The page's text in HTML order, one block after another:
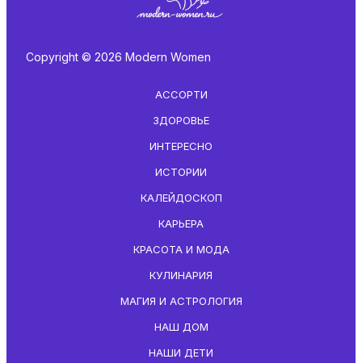
Copyright © 2026 Modern Women
АССОРТИ
ЗДОРОВЬЕ
ИНТЕРЕСНО
ИСТОРИИ
КАЛЕЙДОСКОП
КАРЬЕРА
КРАСОТА И МОДА
КУЛИНАРИЯ
МАГИЯ И АСТРОЛОГИЯ
НАШ ДОМ
НАШИ ДЕТИ